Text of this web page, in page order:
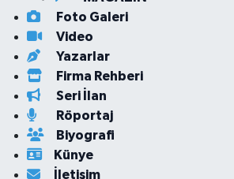
Foto Galeri
Video
Yazarlar
Firma Rehberi
Seri İlan
Röportaj
Biyografi
Künye
İletişim